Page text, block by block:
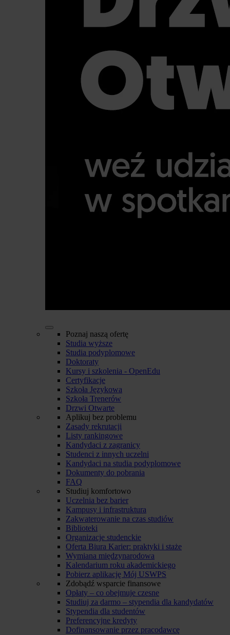
Poznaj naszą ofertę
Studia wyższe
Studia podyplomowe
Doktoraty
Kursy i szkolenia - OpenEdu
Certyfikacje
Szkoła Językowa
Szkoła Trenerów
Drzwi Otwarte
Aplikuj bez problemu
Zasady rekrutacji
Listy rankingowe
Kandydaci z zagranicy
Studenci z innych uczelni
Kandydaci na studia podyplomowe
Dokumenty do pobrania
FAQ
Studiuj komfortowo
Uczelnia bez barier
Kampusy i infrastruktura
Zakwaterowanie na czas studiów
Biblioteki
Organizacje studenckie
Oferta Biura Karier: praktyki i staże
Wymiana międzynarodowa
Kalendarium roku akademickiego
Pobierz aplikację Mój USWPS
Zdobądź wsparcie finansowe
Opłaty – co obejmuje czesne
Studiuj za darmo – stypendia dla kandydatów
Stypendia dla studentów
Preferencyjne kredyty
Dofinansowanie przez pracodawcę